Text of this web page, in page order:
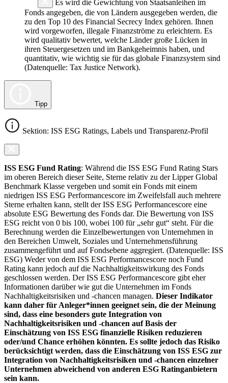
Es wird die Gewichtung von Staatsanleihen im
Fonds angegeben, die von Ländern ausgegeben werden, die
zu den Top 10 des Financial Secrecy Index gehören. Ihnen
wird vorgeworfen, illegale Finanzströme zu erleichtern. Es
wird qualitativ bewertet, welche Länder große Lücken in
ihren Steuergesetzen und im Bankgeheimnis haben, und
quantitativ, wie wichtig sie für das globale Finanzsystem sind
(Datenquelle: Tax Justice Network).
Tipp
Sektion: ISS ESG Ratings, Labels und Transparenz-Profil
ISS ESG Fund Rating: Während die ISS ESG Fund Rating Stars
im oberen Bereich dieser Seite, Sterne relativ zu der Lipper Global
Benchmark Klasse vergeben und somit ein Fonds mit einem
niedrigen ISS ESG Performancescore im Zweifelsfall auch mehrere
Sterne erhalten kann, stellt der ISS ESG Performancescore eine
absolute ESG Bewertung des Fonds dar. Die Bewertung von ISS
ESG reicht von 0 bis 100, wobei 100 für „sehr gut“ steht. Für die
Berechnung werden die Einzelbewertungen von Unternehmen in
den Bereichen Umwelt, Soziales und Unternehmensführung
zusammengeführt und auf Fondsebene aggregiert. (Datenquelle: ISS
ESG) Weder von dem ISS ESG Performancescore noch Fund
Rating kann jedoch auf die Nachhaltigkeitswirkung des Fonds
geschlossen werden. Der ISS ESG Performancescore gibt eher
Informationen darüber wie gut die Unternehmen im Fonds
Nachhaltigkeitsrisiken und -chancen managen. Dieser Indikator
kann daher für Anleger*innen geeignet sein, die der Meinung
sind, dass eine besonders gute Integration von
Nachhaltigkeitsrisiken und -chancen auf Basis der
Einschätzung von ISS ESG finanzielle Risiken reduzieren
oder/und Chance erhöhen könnten. Es sollte jedoch das Risiko
berücksichtigt werden, dass die Einschätzung von ISS ESG zur
Integration von Nachhaltigkeitsrisiken und -chancen einzelner
Unternehmen abweichend von anderen ESG Ratinganbietern
sein kann.